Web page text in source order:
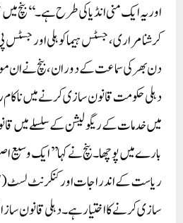
اور یہ ایک منی انڈیا کی طرح ہے۔‘‘ بنچ
کرشنا مراری، جسٹس ہیما کوہلی اور
دن بھر کی سماعت کے دوران، بنچ نے ان
دہلی حکومت قانون سازی کرنے میں ناکام
میں خدمات کے ریگولیشن کے سلسلے میں
بارے میں پوچھا۔بنچ نے کہا ’’ایک وسیع
سازی کرنے کا اختیار ہے۔ دہلی قانون